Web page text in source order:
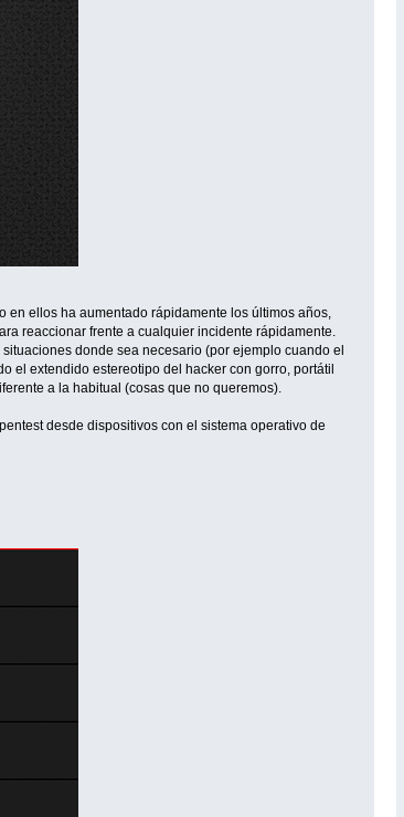
en ellos ha aumentado rápidamente los últimos años,
reaccionar frente a cualquier incidente rápidamente.
donde sea necesario (por ejemplo cuando el
el extendido estereotipo del hacker con gorro, portátil
a la habitual (cosas que no queremos).
desde dispositivos con el sistema operativo de